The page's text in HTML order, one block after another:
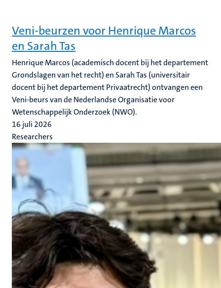
Veni-beurzen voor Henrique Marcos
en Sarah Tas
Henrique Marcos (academisch docent bij het departement
Grondslagen van het recht) en Sarah Tas (universitair
docent bij het departement Privaatrecht) ontvangen een
Veni-beurs van de Nederlandse Organisatie voor
Wetenschappelijk Onderzoek (NWO).
16 juli 2026
Researchers